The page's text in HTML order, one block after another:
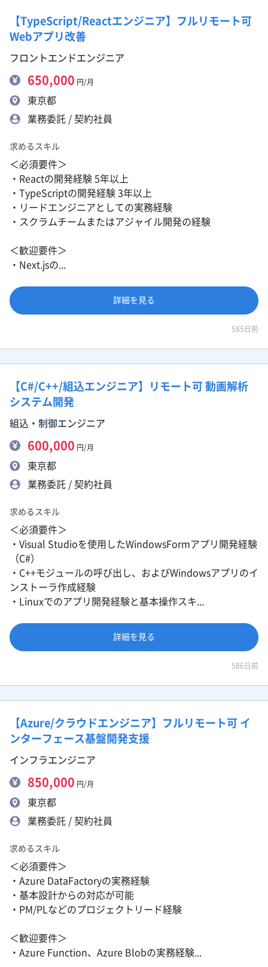
【TypeScript/Reactエンジニア】フルリモート可
Webアプリ改善
フロントエンドエンジニア
650,000 円/月
東京都
業務委託 / 契約社員
求めるスキル
＜必須要件＞
・Reactの開発経験 5年以上
・TypeScriptの開発経験 3年以上
・リードエンジニアとしての実務経験
・スクラムチームまたはアジャイル開発の経験
＜歓迎要件＞
・Next.jsの...
詳細を見る
585日前
【C#/C++/組込エンジニア】リモート可 動画解析
システム開発
組込・制御エンジニア
600,000 円/月
東京都
業務委託 / 契約社員
求めるスキル
＜必須要件＞
・Visual Studioを使用したWindowsFormアプリ開発経験
（C#）
・C++モジュールの呼び出し、およびWindowsアプリのイ
ンストーラ作成経験
・Linuxでのアプリ開発経験と基本操作スキ...
詳細を見る
586日前
【Azure/クラウドエンジニア】フルリモート可 イ
ンターフェース基盤開発支援
インフラエンジニア
850,000 円/月
東京都
業務委託 / 契約社員
求めるスキル
＜必須要件＞
・Azure DataFactoryの実務経験
・基本設計からの対応が可能
・PM/PLなどのプロジェクトリード経験
＜歓迎要件＞
・Azure Function、Azure Blobの実務経験...